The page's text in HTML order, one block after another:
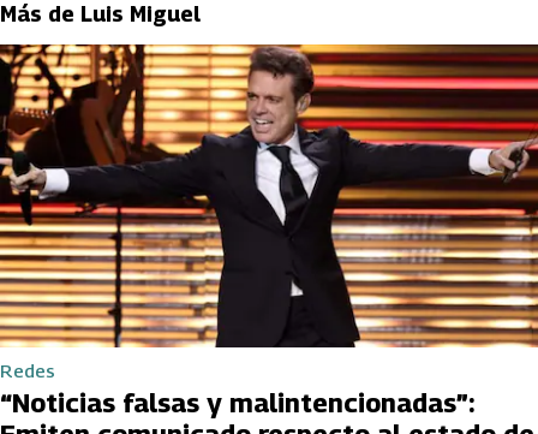
Más de Luis Miguel
Redes
“Noticias falsas y malintencionadas”: